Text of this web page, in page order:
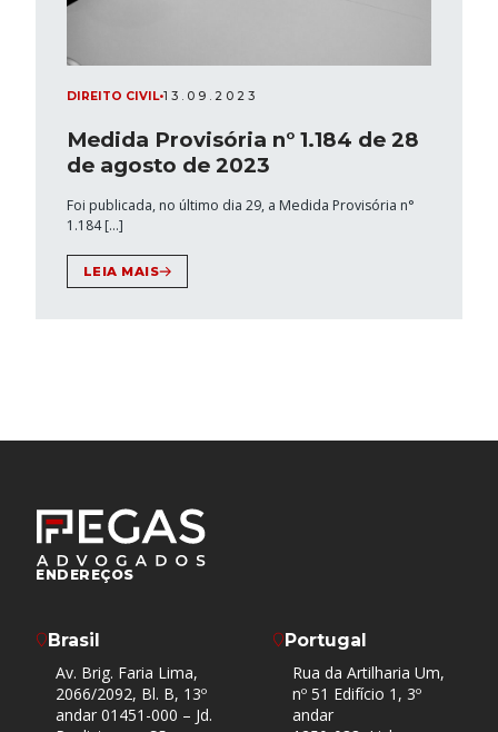
DIREITO CIVIL•13.09.2023
Medida Provisória n° 1.184 de 28
de agosto de 2023
Foi publicada, no último dia 29, a Medida Provisória n°
1.184 […]
LEIA MAIS
ENDEREÇOS
Brasil
Av. Brig. Faria Lima,
2066/2092, Bl. B, 13º
andar 01451-000 – Jd.
Portugal
Rua da Artilharia Um,
nº 51 Edifício 1, 3º
andar